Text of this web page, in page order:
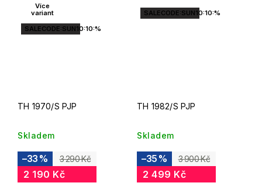
Více
variant
SALECODE:SUN10:10:%
TH 1970/S PJP
Skladem
3 290 Kč
–33 %
2 190 Kč
SALECODE:SUN10:10:%
TH 1982/S PJP
Skladem
3 900 Kč
–35 %
2 499 Kč